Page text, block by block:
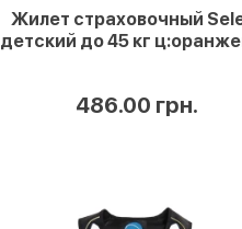
Жилет страховочный
детский до 45 кг
486.00 грн.